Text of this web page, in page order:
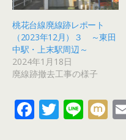
桃花台線廃線跡レポート
（2023年12月）３ ～東田
中駅・上末駅周辺～
2024年1月18日
廃線跡撤去工事の様子
F T Li M